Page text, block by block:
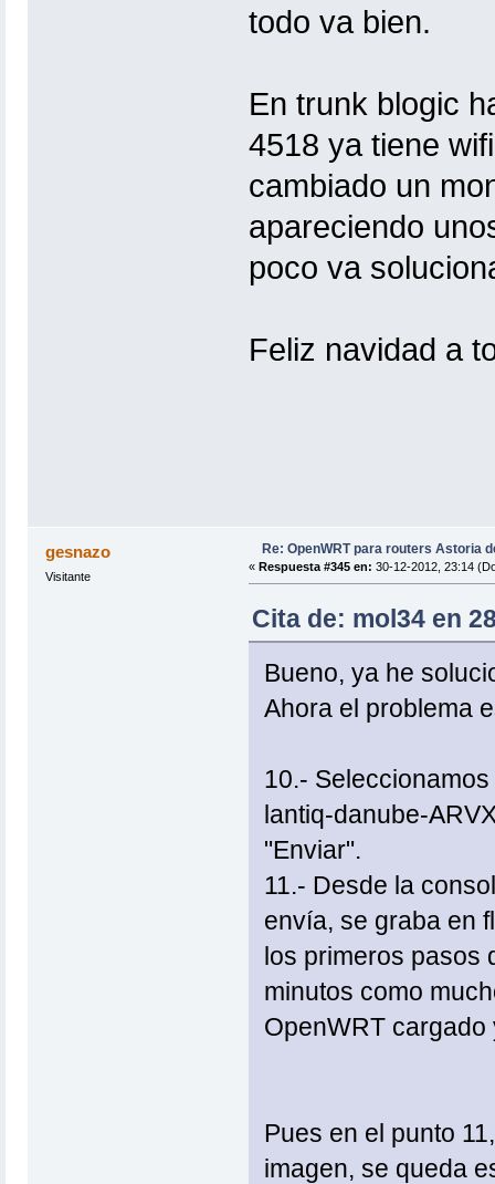
todo va bien.
En trunk blogic
4518 ya tiene
cambiado un
apareciendo
poco va
Feliz navidad a
gesnazo
Visitante
Re: OpenWRT para routers Astoria
« Respuesta #345 en: 30-12-2012, 23:14
Cita de: mol34 en
Bueno, ya he
Ahora el problema
10.-
lantiq-danube-
"Enviar".
11.- Desde la
envía, se graba en
los primeros pasos
minutos como
OpenWRT cargado
Pues en el punto
imagen, se queda